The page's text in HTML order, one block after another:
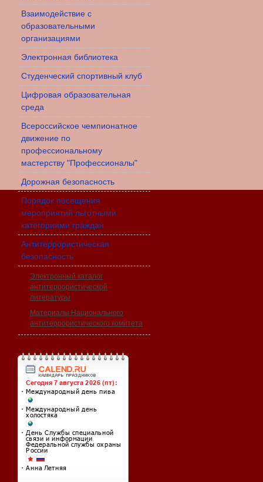
Взаимодействие с
образовательными
организациями
Электронная библиотека
Студенческий спортивный клуб
Цифровая образовательная
среда
Всероссийское чемпионатное
движение по
профессиональному
мастерству "Профессионалы"
Дорожная безопасность
Порядок посещения
мероприятий льготными
категориями граждан
Антитеррористическая
безопасность
Электронный каталог
антитеррористической
литературы
Материалы Национального
антитеррористического комитета